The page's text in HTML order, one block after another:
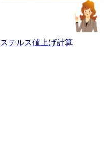
ステルス値上げ計算